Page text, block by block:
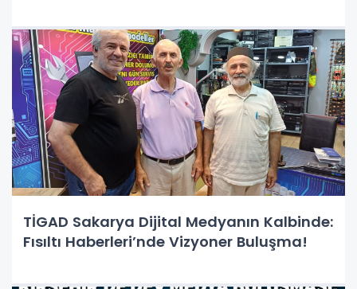
TİGAD Sakarya Dijital Medyanın Kalbinde:
Fısıltı Haberleri’nde Vizyoner Buluşma!